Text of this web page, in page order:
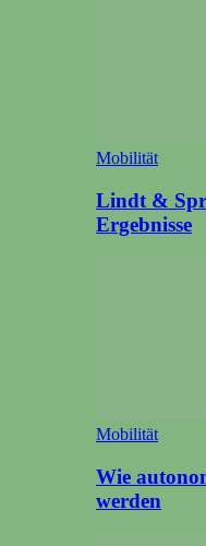
Mobilität
Lindt &
Ergebnisse
Mobilität
Wie
werden